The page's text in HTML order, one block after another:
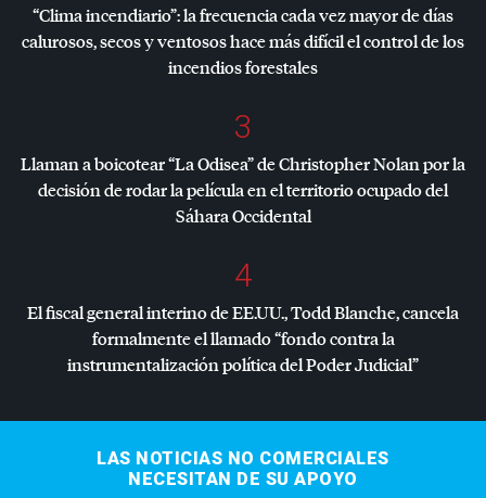
“Clima incendiario”: la frecuencia cada vez mayor de días
calurosos, secos y ventosos hace más difícil el control de los
incendios forestales
3
Llaman a boicotear “La Odisea” de Christopher Nolan por la
decisión de rodar la película en el territorio ocupado del
Sáhara Occidental
4
El fiscal general interino de EE.UU., Todd Blanche, cancela
formalmente el llamado “fondo contra la
instrumentalización política del Poder Judicial”
LAS NOTICIAS NO COMERCIALES
NECESITAN DE SU APOYO